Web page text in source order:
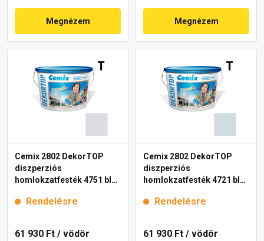
Megnézem Megnézem
Cemix 2802 DekorTOP
diszperziós
homlokzatfesték 4751 blue
Rendelésre
61 930 Ft / vödör
Cemix 2802 DekorTOP
diszperziós
homlokzatfesték 4721 blue
Rendelésre
61 930 Ft / vödör